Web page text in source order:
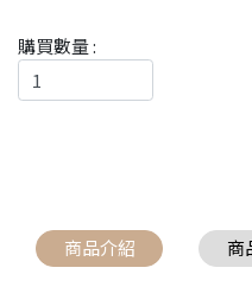
購買數量 :
商品介紹 商